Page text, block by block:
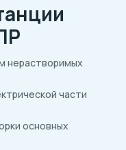
нерастворимых
части
основных